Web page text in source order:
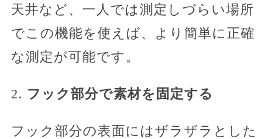
天井など、一人では測定しづらい場所
でこの機能を使えば、より簡単に正確
な測定が可能です。
2. フック部分で素材を固定する
フック部分の表面にはザラザラとした